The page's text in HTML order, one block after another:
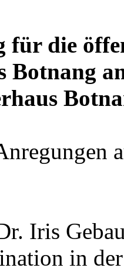
für die
Botnang
Iris
in